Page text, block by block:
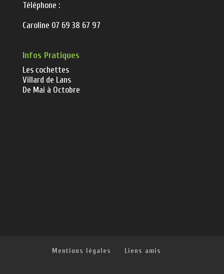
Téléphone :
Caroline 07 69 38 67 97
Infos Pratiques
Les cochettes
Villard de Lans
De Mai à Octobre
Mentions légales Liens amis